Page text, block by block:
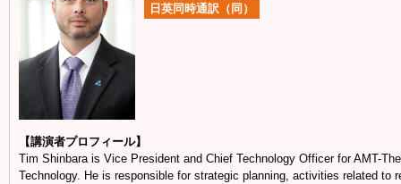
日英同時通訳（同）
【講演者プロフィール】
Tim Shinbara is Vice President and Chief Technology Officer for AMT-
Technology. He is responsible for strategic planning, activities related to